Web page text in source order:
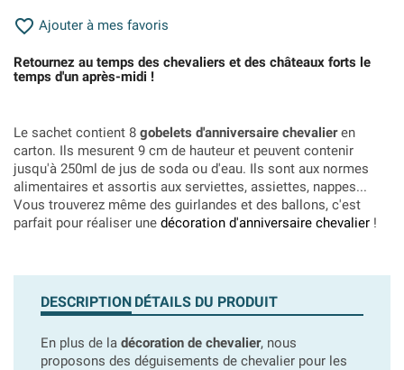
 Ajouter à mes favoris
Retournez au temps des chevaliers et des châteaux forts le
temps d'un après-midi !
Le sachet contient 8 gobelets d'anniversaire chevalieren
carton. Ils mesurent 9 cm de hauteur et peuvent contenir
jusqu'à 250ml de jus de soda ou d'eau. Ils sont aux normes
alimentaires et assortis aux serviettes, assiettes, nappes...
Vous trouverez même des guirlandes et des ballons, c'est
parfait pour réaliser une décoration d'anniversaire chevalier !
DESCRIPTION DÉTAILS DU PRODUIT
En plus de la décoration de chevalier, nous
proposons des déguisements de chevalier pour les